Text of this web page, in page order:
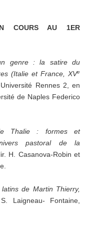
COURS AU 1ER
genre : la satire du
(Italie et France, XVe
Rennes 2, en
de Naples Federico
Thalie : formes et
pastoral de la
H. Casanova-Robin et
de Martin Thierry,
Laigneau- Fontaine,